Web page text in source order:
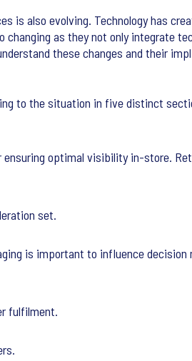
is also evolving. Technology has
as they not only integrate
these changes and their
to the situation in five distinct
optimal visibility in-store.
set.
is important to influence decision
fulfilment.